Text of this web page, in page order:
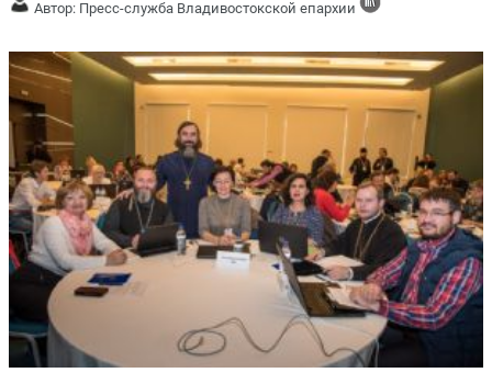
Автор: Пресс-служба Владивостокской епархии